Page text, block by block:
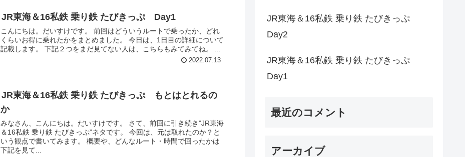
JR東海＆16私鉄 乗り鉄 たびきっぷ Day1
こんにちは。だいすけです。 前回はどういうルートで乗ったか、どれ
くらいお得に乗れたかをまとめました。 今日は、1日目の詳細について
記載します。 下記２つをまだ見てない人は、こちらもみてみてね。 ...
2022.07.13
JR東海＆16私鉄 乗り鉄 たびきっぷ もとはとれるの
か
みなさん、こんにちは。だいすけです。 さて、前回に引き続き”JR東海
＆16私鉄 乗り鉄 たびきっぷ”ネタです。 今回は、元は取れたのか？と
いう観点で書いてみます。 概要や、どんなルート・時間で回ったかは
下記を見て...
JR東海＆16私鉄 乗り鉄 たびきっぷ
Day2
JR東海＆16私鉄 乗り鉄 たびきっぷ
Day1
最近のコメント
アーカイブ